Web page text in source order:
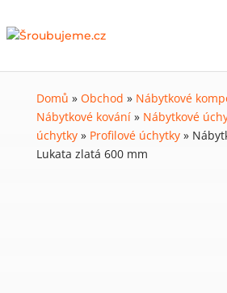
Domů » Obchod » Nábytkové
Nábytkové kování» Nábytkové
úchytky» Profilové úchytky»
Lukata zlatá 600 mm